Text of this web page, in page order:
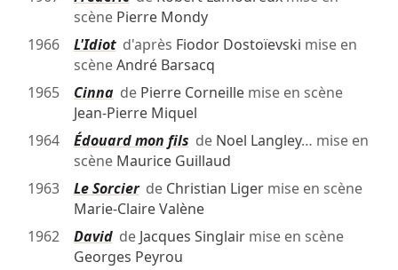
scène Pierre Mondy
1966
L'Idiotd'après Fiodor Dostoïevski mise en
scèneAndré Barsacq
1965
Cinnade Pierre Corneillemise en scène
Jean-Pierre Miquel
1964
Édouard mon fils de Noel Langley… mise en
scène Maurice Guillaud
1963
Le Sorcierde Christian Ligermise en scène
Marie-Claire Valène
1962
Davidde Jacques Singlairmise en scène
Georges Peyrou